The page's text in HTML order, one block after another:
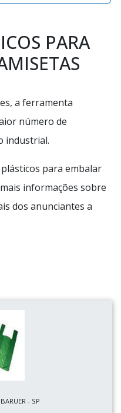
PARA
a ferramenta
número de
industrial.
para embalar
informações sobre
dos anunciantes a
- SP